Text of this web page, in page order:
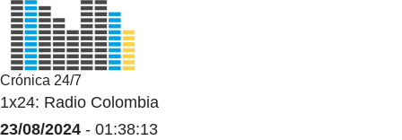
Crónica 24/7
1x24: Radio Colombia
23/08/2024 - 01:38:13